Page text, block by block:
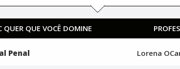
QUER QUE VOCÊ DOMINE
Penal Lorena